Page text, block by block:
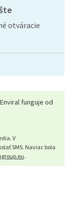
otváracie
funguje od
V
SMS. Naviac bola
.